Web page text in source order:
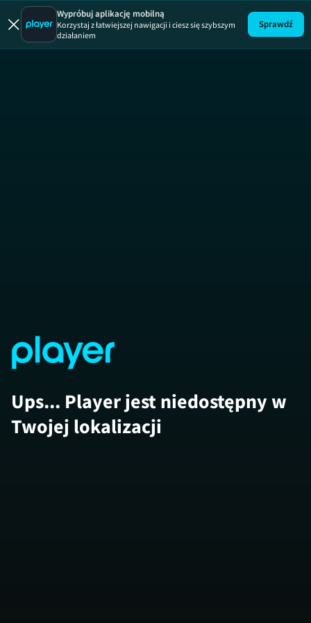
Wierzę w
Wypróbuj aplikację mobilną
Korzystaj z łatwiejszej nawigacji i ciesz się szybszym
działaniem
Sprawdź
Ups... Player jest niedostępny w
Twojej lokalizacji